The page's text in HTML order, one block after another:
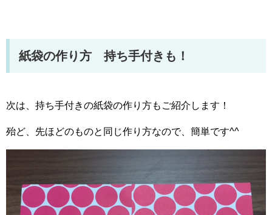
紙袋の作り方 持ち手付きも！
次は、持ち手付きの紙袋の作り方もご紹介します！
殆ど、先ほどのものと同じ作り方なので、簡単です^^